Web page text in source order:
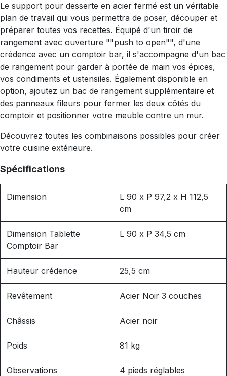
Le support pour desserte en acier fermé est un véritable
plan de travail qui vous permettra de poser, découper et
préparer toutes vos recettes. Équipé d'un tiroir de
rangement avec ouverture ""push to open"", d'une
crédence avec un comptoir bar, il s'accompagne d'un bac
de rangement pour garder à portée de main vos épices,
vos condiments et ustensiles. Également disponible en
option, ajoutez un bac de rangement supplémentaire et
des panneaux fileurs pour fermer les deux côtés du
comptoir et positionner votre meuble contre un mur.
Découvrez toutes les combinaisons possibles pour créer
votre cuisine extérieure.
Spécifications
Dimension
L 90 x P 97,2 x H 112,5
cm
Dimension Tablette
Comptoir Bar
L 90 x P 34,5 cm
Hauteur crédence 25,5 cm
Revêtement Acier Noir 3 couches
Châssis Acier noir
Poids 81 kg
Observations 4 pieds réglables